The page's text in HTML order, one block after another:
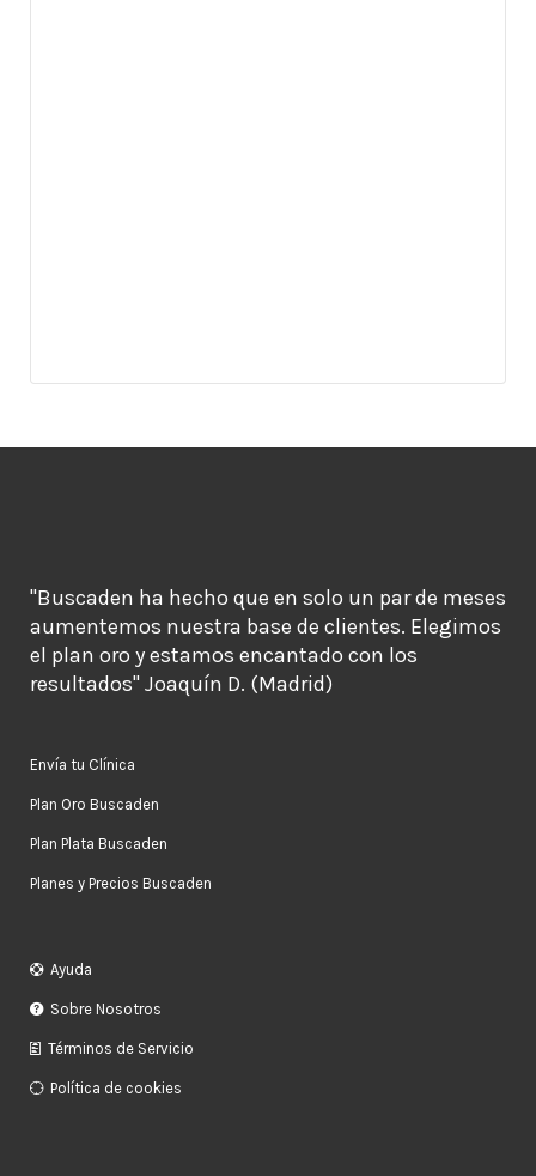
"Buscaden ha hecho que en solo un par de meses
aumentemos nuestra base de clientes. Elegimos
el plan oro y estamos encantado con los
resultados" Joaquín D. (Madrid)
Envía tu Clínica
Plan Oro Buscaden
Plan Plata Buscaden
Planes y Precios Buscaden
Ayuda
Sobre Nosotros
Términos de Servicio
Política de cookies